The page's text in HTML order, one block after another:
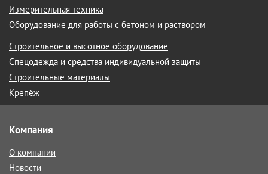
Измерительная техника
Оборудование для работы с бетоном и раствором
Строительное и высотное оборудование
Спецодежда и средства индивидуальной защиты
Строительные материалы
Крепёж
Компания
О компании
Новости